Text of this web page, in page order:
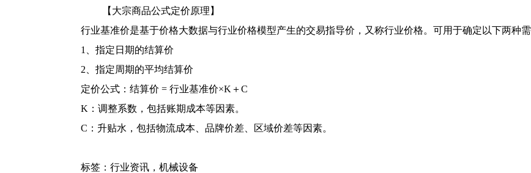
【大宗商品公式定价原理】
行业基准价是基于价格大数据与行业价格模型产生的交易指导价，又称行业价格。可用于确定以下两种需
1、指定日期的结算价
2、指定周期的平均结算价
定价公式：结算价 = 行业基准价×K＋C
K：调整系数，包括账期成本等因素。
C：升贴水，包括物流成本、品牌价差、区域价差等因素。
标签： 行业资讯 ， 机械设备